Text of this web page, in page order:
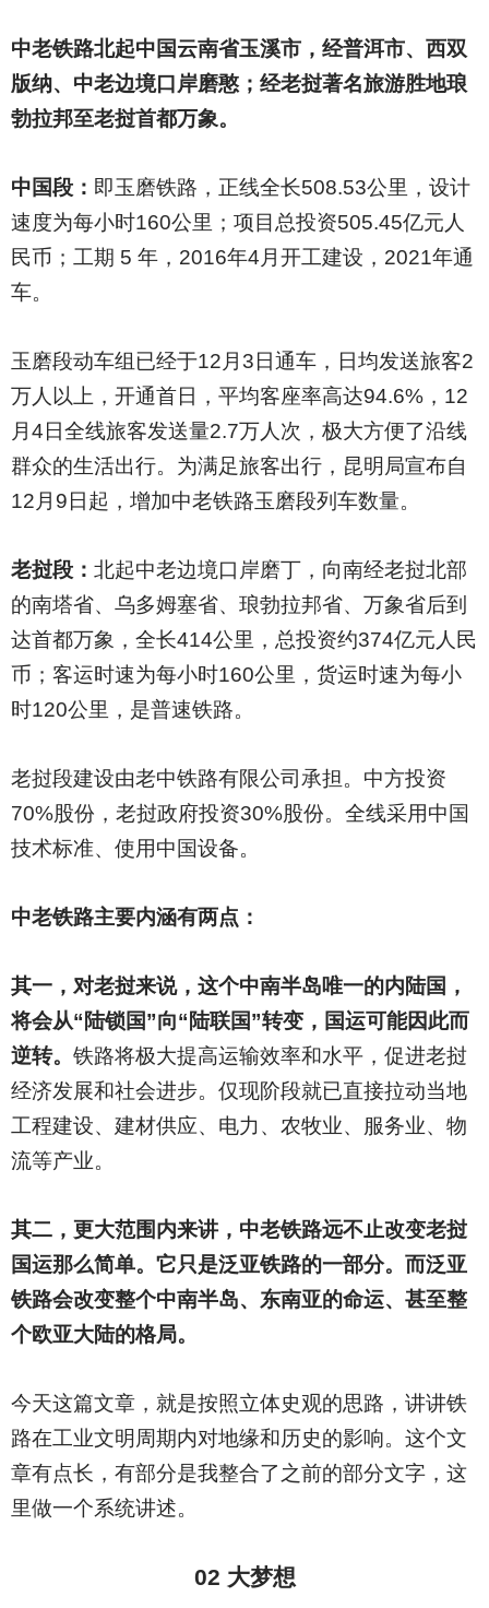
中老铁路北起中国云南省玉溪市，经普洱市、西双
版纳、中老边境口岸磨憨；经老挝著名旅游胜地琅
勃拉邦至老挝首都万象。
中国段： 即玉磨铁路，正线全长508.53公里，设计
速度为每小时160公里；项目总投资505.45亿元人
民币；工期 5 年，2016年4月开工建设，2021年通
车。
玉磨段动车组已经于12月3日通车，日均发送旅客2
万人以上，开通首日，平均客座率高达94.6%，12
月4日全线旅客发送量2.7万人次，极大方便了沿线
群众的生活出行。为满足旅客出行，昆明局宣布自
12月9日起，增加中老铁路玉磨段列车数量。
老挝段： 北起中老边境口岸磨丁，向南经老挝北部
的南塔省、乌多姆塞省、琅勃拉邦省、万象省后到
达首都万象，全长414公里，总投资约374亿元人民
币；客运时速为每小时160公里，货运时速为每小
时120公里，是普速铁路。
老挝段建设由老中铁路有限公司承担。中方投资
70%股份，老挝政府投资30%股份。全线采用中国
技术标准、使用中国设备。
中老铁路主要内涵有两点：
其一，对老挝来说，这个中南半岛唯一的内陆国，
将会从“陆锁国”向“陆联国”转变，国运可能因此而
逆转。 铁路将极大提高运输效率和水平，促进老挝
经济发展和社会进步。仅现阶段就已直接拉动当地
工程建设、建材供应、电力、农牧业、服务业、物
流等产业。
其二， 更大范围内来讲，中老铁路远不止改变老挝
国运那么简单。它只是泛亚铁路的一部分。而泛亚
铁路会改变整个中南半岛、东南亚的命运、甚至整
个欧亚大陆的格局。
今天这篇文章，就是按照立体史观的思路，讲讲铁
路在工业文明周期内对地缘和历史的影响。这个文
章有点长，有部分是我整合了之前的部分文字，这
里做一个系统讲述。
02 大梦想